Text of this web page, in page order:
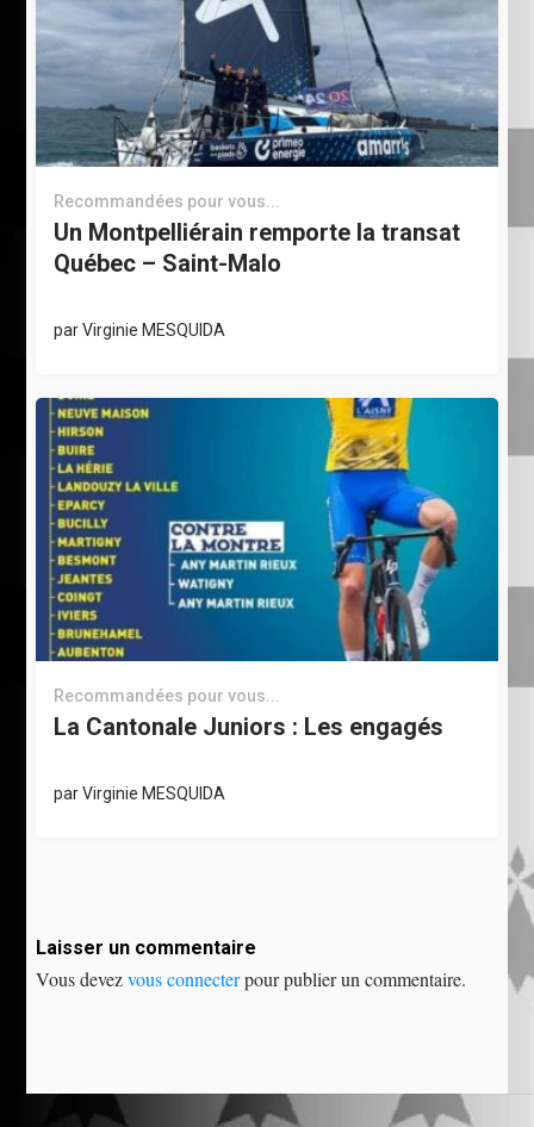
Recommandées pour vous...
Un Montpelliérain remporte la transat
Québec – Saint-Malo
parVirginie MESQUIDA
Recommandées pour vous...
La Cantonale Juniors : Les engagés
parVirginie MESQUIDA
Laisser un commentaire
Vous devezvous connecterpour publier un commentaire.